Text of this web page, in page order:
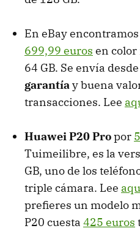
En eBay
699,99 euros en color
64 GB. Se envía
garantíay buena
transacciones. Lee
Huawei P20 Propor
Tuimeilibre, es la
GB, uno de los
triple cámara. Lee
prefieres un modelo
P20 cuesta 425 euros